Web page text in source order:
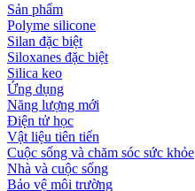
Sản phẩm
Polyme silicone
Silan đặc biệt
Siloxanes đặc biệt
Silica keo
Ứng dụng
Năng lượng mới
Điện tử học
Vật liệu tiên tiến
Cuộc sống và chăm sóc sức khỏe
Nhà và cuộc sống
Bảo vệ môi trường